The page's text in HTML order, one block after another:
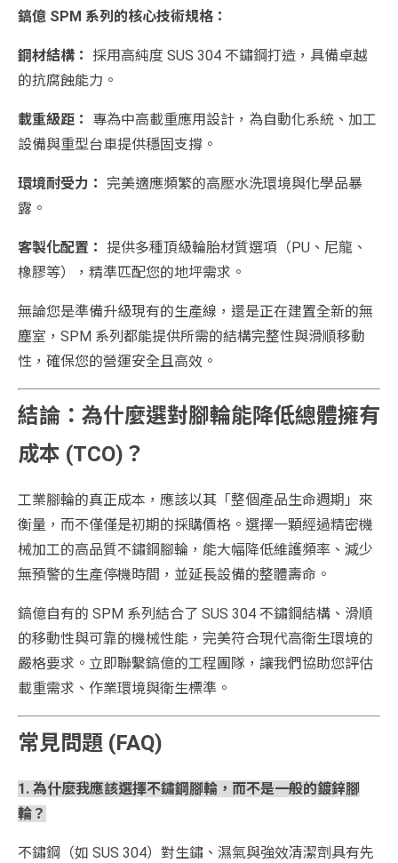
鎬億 SPM 系列的核心技術規格：
鋼材結構： 採用高純度 SUS 304 不鏽鋼打造，具備卓越
的抗腐蝕能力。
載重級距：
專為中高載重應用設計，為自動化系統、加工
設備與重型台車提供穩固支撐。
環境耐受力：
完美適應頻繁的高壓水洗環境與化學品暴
露。
客製化配置：
提供多種頂級輪胎材質選項（PU、尼龍、
橡膠等），精準匹配您的地坪需求。
無論您是準備升級現有的生產線，還是正在建置全新的無
塵室，SPM 系列都能提供所需的結構完整性與滑順移動
性，確保您的營運安全且高效。
結論：為什麼選對腳輪能降低總體擁有
成本 (TCO)？
工業腳輪的真正成本，應該以其「整個產品生命週期」來
衡量，而不僅僅是初期的採購價格。選擇一顆經過精密機
械加工的高品質不鏽鋼腳輪，能大幅降低維護頻率、減少
無預警的生產停機時間，並延長設備的整體壽命。
鎬億自有的 SPM 系列結合了 SUS 304 不鏽鋼結構、滑順
的移動性與可靠的機械性能，完美符合現代高衛生環境的
嚴格要求。立即聯繫鎬億的工程團隊，讓我們協助您評估
載重需求、作業環境與衛生標準。
常見問題 (FAQ)
1. 為什麼我應該選擇不鏽鋼腳輪，而不是一般的鍍鋅腳
輪？
不鏽鋼（如 SUS 304）對生鏽、濕氣與強效清潔劑具有先